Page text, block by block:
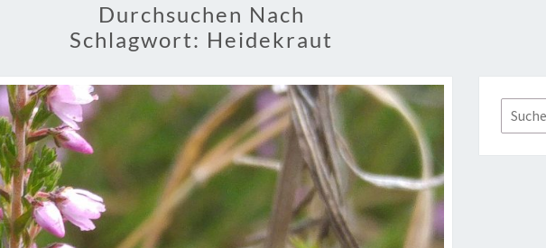
Durchsuchen Nach
Schlagwort: Heidekraut
Suchen
nach: